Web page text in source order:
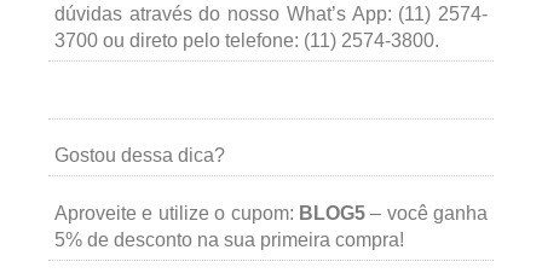
dúvidas através do nosso What’s App: (11) 2574-
3700 ou direto pelo telefone: (11) 2574-3800.
Gostou dessa dica?
Aproveite e utilize o cupom: BLOG5– você ganha
5% de desconto na sua primeira compra!